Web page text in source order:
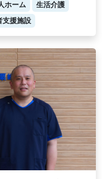
ホーム
生活介護
支援施設